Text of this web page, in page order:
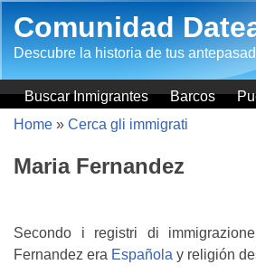
Comunidad
Descubre la historia de tus
Buscar Inmigrantes Barcos
Home » Cerca gli immigrati
Maria Fernandez
Secondo i registri di
Fernandez era Española y religión